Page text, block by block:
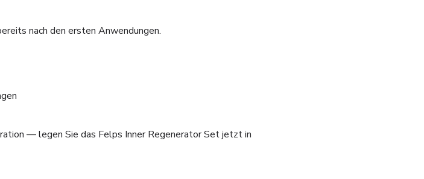
nach den ersten Anwendungen.
— legen Sie das Felps Inner Regenerator Set jetzt in